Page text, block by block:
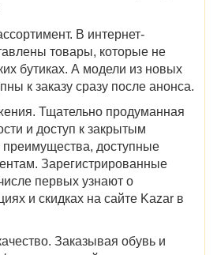
В интернет-
товары, которые не
бутиках. А модели из новых
к заказу сразу после анонса.
Тщательно продуманная
и доступ к закрытым
доступные
Зарегистрированные
первых узнают о
и скидках на сайте Kazar в
Заказывая обувь и